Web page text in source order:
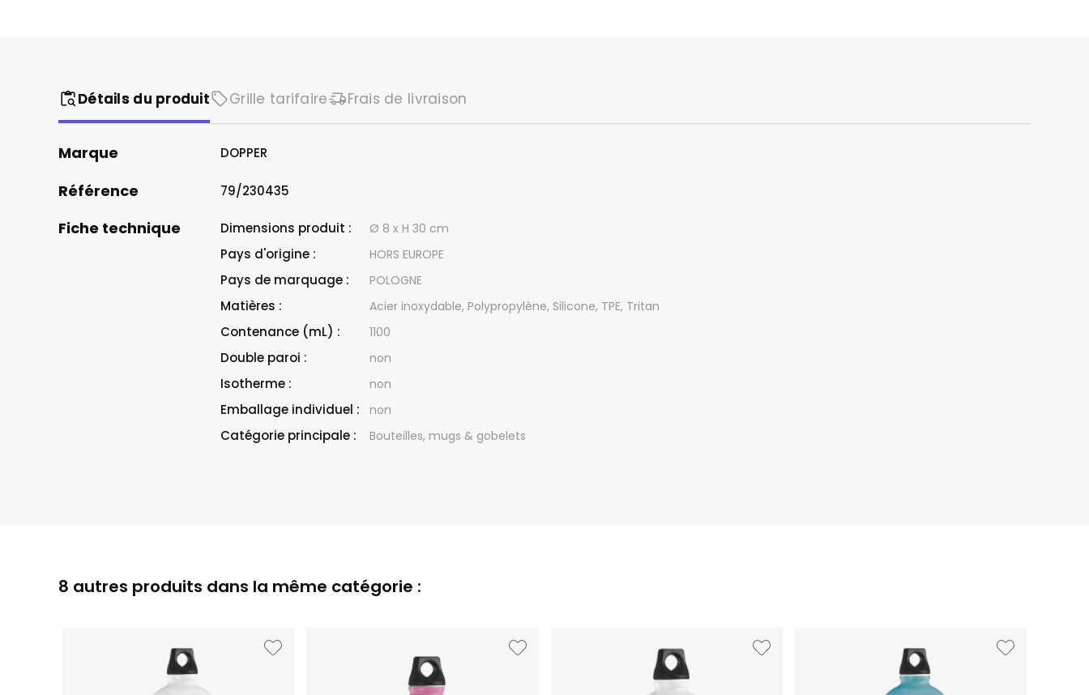
Détails du produit Grille tarifaire Frais de livraison
Marque DOPPER
Référence 79/230435
Fiche technique Dimensions produit : Ø 8 x H 30 cm
Pays d'origine : HORS EUROPE
Pays de marquage : POLOGNE
Matières : Acier inoxydable, Polypropylène, Silicone, TPE, Tritan
Contenance (mL) : 1100
Double paroi : non
Isotherme : non
Emballage individuel : non
Catégorie principale : Bouteilles, mugs & gobelets
8 autres produits dans la même catégorie :